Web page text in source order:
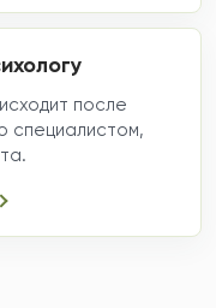
после
специалистом,